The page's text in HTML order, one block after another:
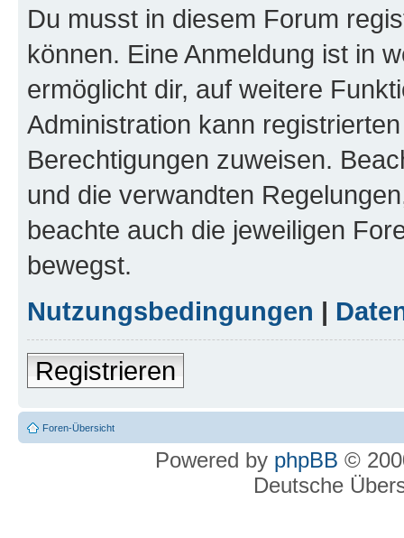
Du musst in diesem Forum
können. Eine Anmeldung ist in
ermöglicht dir, auf weitere
Administration kann
Berechtigungen zuweisen.
und die verwandten
beachte auch die jeweiligen
bewegst.
Nutzungsbedingungen |
Registrieren
Foren-Übersicht
Powered by phpBB ©
Deutsche